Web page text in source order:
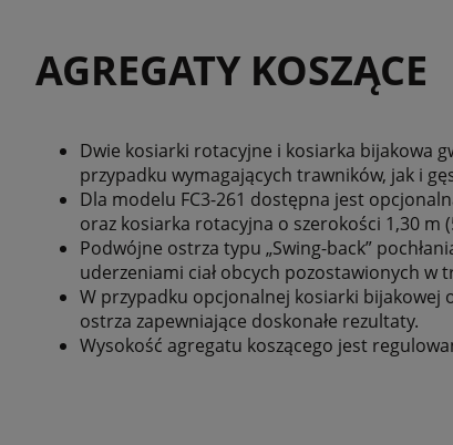
AGREGATY KOSZĄCE
Dwie kosiarki rotacyjne i kosiarka bijakowa
przypadku wymagających trawników, jak i
Dla modelu FC3-261 dostępna jest
oraz kosiarka rotacyjna o szerokości 1,30 m
Podwójne ostrza typu „Swing-back”
uderzeniami ciał obcych pozostawionych w
W przypadku opcjonalnej kosiarki bijakowej
ostrza zapewniające doskonałe rezultaty.
Wysokość agregatu koszącego jest